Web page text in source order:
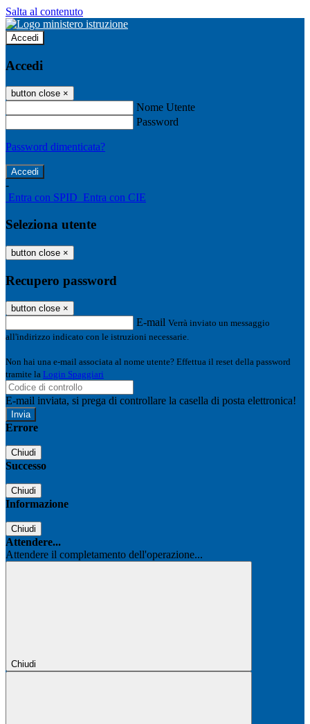
Salta al contenuto
Accedi
Accedi
button close ×
Nome Utente
Password
Password dimenticata?
-
Entra con SPID Entra con CIE
Seleziona utente
button close ×
Recupero password
button close ×
E-mail Verrà inviato un messaggio
all'indirizzo indicato con le istruzioni necessarie.
Non hai una e-mail associata al nome utente? Effettua il reset della password
tramite la Login Spaggiari
E-mail inviata, si prega di controllare la casella di posta elettronica!
Errore
Chiudi
Successo
Chiudi
Informazione
Chiudi
Attendere...
Attendere il completamento dell'operazione...
Chiudi